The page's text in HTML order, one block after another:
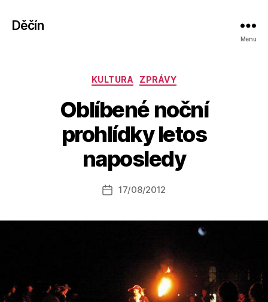
Děčín
Menu
Rubriky
KULTURA ZPRÁVY
Oblíbené noční
prohlídky letos
naposledy
Autor
příspěvku
A
o
a
Datum
17/08/2012